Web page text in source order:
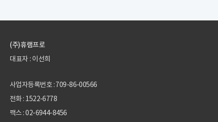
(주)휴램프로
대표자 : 이선희
사업자등록번호 : 709-86-00566
전화 : 1522-6778
팩스 : 02-6944-8456